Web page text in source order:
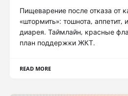
Пищеварение после отказа от
«штормить»: тошнота, аппетит,
диарея. Таймлайн, красные
план поддержки ЖКТ.
READ MORE